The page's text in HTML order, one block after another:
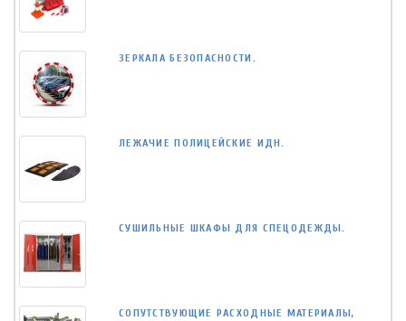
ЗЕРКАЛА БЕЗОПАСНОСТИ.
ЛЕЖАЧИЕ ПОЛИЦЕЙСКИЕ ИДН.
СУШИЛЬНЫЕ ШКАФЫ ДЛЯ СПЕЦОДЕЖДЫ.
СОПУТСТВУЮЩИЕ РАСХОДНЫЕ МАТЕРИАЛЫ,